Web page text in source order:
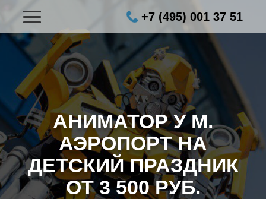
+7 (495) 001 37 51
АНИМАТОР У М.
АЭРОПОРТ НА
ДЕТСКИЙ ПРАЗДНИК
ОТ 3 500 РУБ.